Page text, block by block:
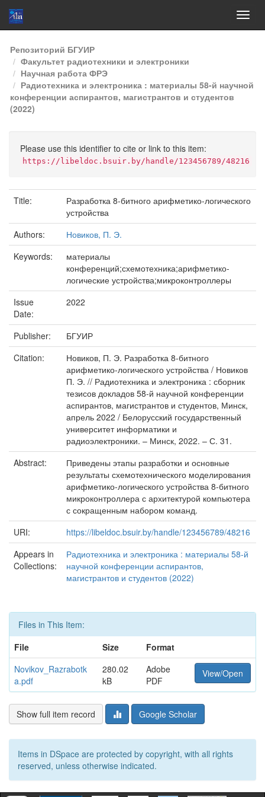
Skip
navigation
Репозиторий БГУИР
Факультет радиотехники и электроники
Научная работа ФРЭ
Радиотехника и электроника : материалы 58-й научной
конференции аспирантов, магистрантов и студентов
(2022)
Please use this identifier to cite or link to this item:
https://libeldoc.bsuir.by/handle/123456789/48216
Title:
Разработка 8-битного арифметико-логического
устройства
Authors:
Новиков, П. Э.
Keywords:
материалы
конференций;схемотехника;арифметико-
логические устройства;микроконтроллеры
Issue
Date:
2022
Publisher:
БГУИР
Citation:
Новиков, П. Э. Разработка 8-битного
арифметико-логического устройства / Новиков
П. Э. // Радиотехника и электроника : сборник
тезисов докладов 58-й научной конференции
аспирантов, магистрантов и студентов, Минск,
апрель 2022 / Белорусский государственный
университет информатики и
радиоэлектроники. – Минск, 2022. – С. 31.
Abstract:
Приведены этапы разработки и основные
результаты схемотехнического моделирования
арифметико-логического устройства 8-битного
микроконтроллера с архитектурой компьютера
с сокращенным набором команд.
URI:
https://libeldoc.bsuir.by/handle/123456789/48216
Appears in
Collections:
Радиотехника и электроника : материалы 58-й
научной конференции аспирантов,
магистрантов и студентов (2022)
Files in This Item:
File
Size
Format
Novikov_Razrabotk
a.pdf
280.02
kB
Adobe
PDF
View/Open
Show full item record Google Scholar
Items in DSpace are protected by copyright, with all rights
reserved, unless otherwise indicated.